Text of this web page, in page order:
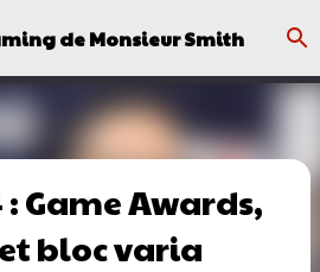
au contenu principal
de Monsieur Smith
: Game Awards,
bloc varia